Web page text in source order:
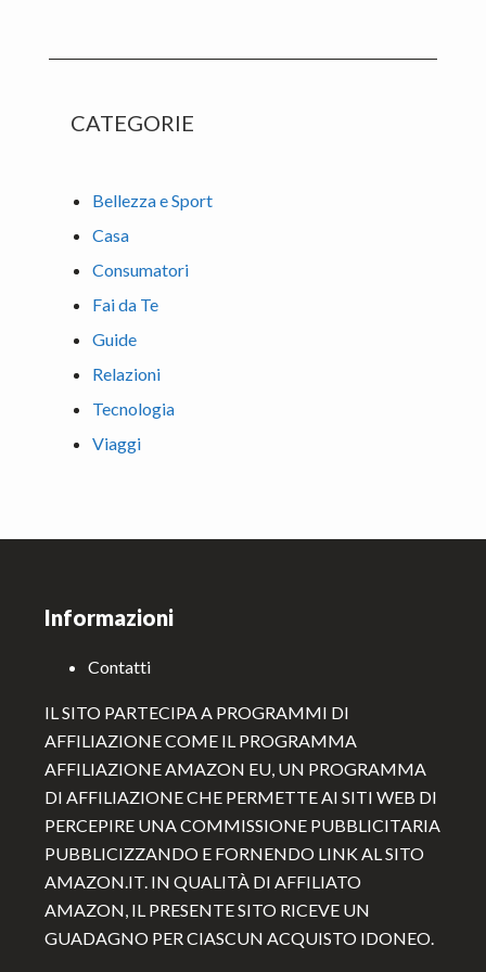
CATEGORIE
Bellezza e Sport
Casa
Consumatori
Fai da Te
Guide
Relazioni
Tecnologia
Viaggi
Informazioni
Contatti
IL SITO PARTECIPA A PROGRAMMI DI
AFFILIAZIONE COME IL PROGRAMMA
AFFILIAZIONE AMAZON EU, UN PROGRAMMA
DI AFFILIAZIONE CHE PERMETTE AI SITI WEB DI
PERCEPIRE UNA COMMISSIONE PUBBLICITARIA
PUBBLICIZZANDO E FORNENDO LINK AL SITO
AMAZON.IT. IN QUALITÀ DI AFFILIATO
AMAZON, IL PRESENTE SITO RICEVE UN
GUADAGNO PER CIASCUN ACQUISTO IDONEO.